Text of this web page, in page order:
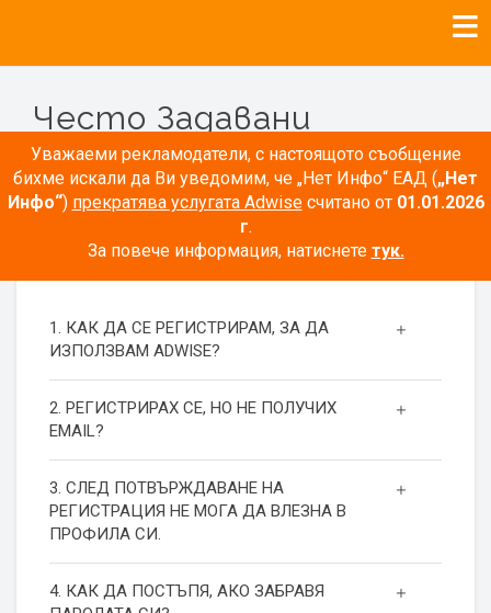
Уважаеми рекламодатели, с настоящото съобщение
бихме искали да Ви уведомим, че „Нет Инфо“ ЕАД („Нет
Инфо“) прекратява услугата Adwiseсчитано от 01.01.2026
г.
За повече информация, натиснете тук.
Често Задавани
Въпроси
РЕГИСТРАЦИЯ
1. КАК ДА СЕ РЕГИСТРИРАМ, ЗА ДА
ИЗПОЛЗВАМ ADWISE?
2. РЕГИСТРИРАХ СЕ, НО НЕ ПОЛУЧИХ
EMAIL?
3. СЛЕД ПОТВЪРЖДАВАНЕ НА
РЕГИСТРАЦИЯ НЕ МОГА ДА ВЛЕЗНА В
ПРОФИЛА СИ.
4. КАК ДА ПОСТЪПЯ, АКО ЗАБРАВЯ